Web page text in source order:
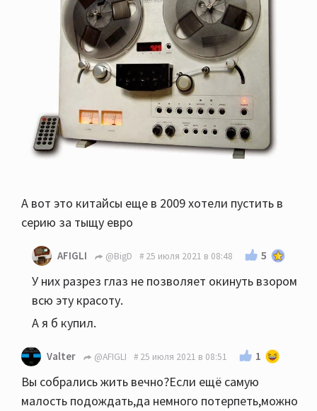
А вот это китайсы еще в 2009 хотели пустить в
серию за тыщу евро
AFIGLI @BigD 25 июля 2021 в 08:48 5
У них разрез глаз не позволяет окинуть взором
всю эту красоту.
А я б купил.
Valter @AFIGLI 25 июля 2021 в 08:51 1
Вы собрались жить вечно?Если ещё самую
малость подождать,да немного потерпеть,можно